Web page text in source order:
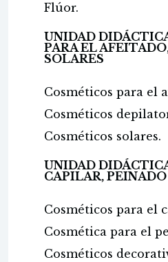
Flúor.
UNIDAD
PARA EL
SOLARES
Cosméticos para el
Cosméticos
Cosméticos solares.
UNIDAD
CAPILAR,
Cosméticos para el
Cosmética para el
Cosméticos